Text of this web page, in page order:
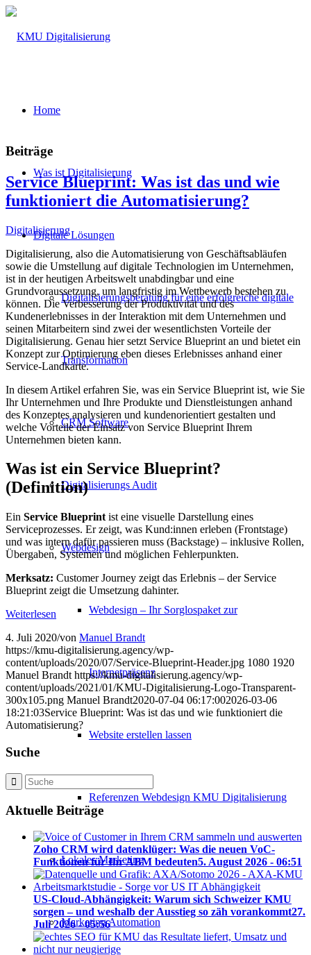
Home
Was ist Digitalisierung
Digitale Lösungen
Digitalisierungsberatung für eine erfolgreiche digitale
Transformation
CRM Software
Digitalisierungs Audit
Webdesign
Webdesign – Ihr Sorglospaket zur
Internetpräsenz
Website erstellen lassen
Referenzen Webdesign KMU Digitalisierung
Lokales Marketing
Marketing Automation
Beiträge
Service Blueprint: Was ist das und wie
funktioniert die Automatisierung?
Digitalisierung
Digitalisierung, also die Automatisierung von Geschäftsabläufen
sowie die Umstellung auf digitale Technologien im Unternehmen,
ist in der heutigen Arbeitswelt unabdingbar und eine
Grundvoraussetzung, um langfristig im Wettbewerb bestehen zu
können. Die Verbesserung der Produktivität und des
Kundenerlebnisses in der Interaktion mit dem Unternehmen und
seinen Mitarbeitern sind zwei der wesentlichsten Vorteile der
Digitalisierung. Genau hier setzt Service Blueprint an und bietet ein
Konzept zur Optimierung eben dieses Erlebnisses anhand einer
Service-Landkarte.
In diesem Artikel erfahren Sie, was ein Service Blueprint ist, wie Sie
Ihr Unternehmen und Ihre Produkte und Dienstleistungen anhand
des Konzeptes analysieren und kundenorientiert gestalten und
welche Vorteile der Einsatz von Service Blueprint Ihrem
Unternehmen bieten kann.
Was ist ein Service Blueprint?
(Definition)
Ein Service Blueprint ist eine visuelle Darstellung eines
Serviceprozesses. Er zeigt, was Kund:innen erleben (Frontstage)
und was intern dafür passieren muss (Backstage) – inklusive Rollen,
Übergaben, Systemen und möglichen Fehlerpunkten.
Merksatz: Customer Journey zeigt das Erlebnis – der Service
Blueprint zeigt die Umsetzung dahinter.
Weiterlesen
4. Juli 2020/von Manuel Brandt
https://kmu-digitalisierung.agency/wp-
content/uploads/2020/07/Service-Blueprint-Header.jpg 1080 1920
Manuel Brandt https://kmu-digitalisierung.agency/wp-
content/uploads/2021/01/KMU-Digitalisierung-Logo-Transparent-
300x105.png Manuel Brandt2020-07-04 06:17:002026-03-06
18:21:03Service Blueprint: Was ist das und wie funktioniert die
Automatisierung?
Suche
Aktuelle Beiträge
Zoho CRM wird datenklüger: Was die neuen VoC-
Funktionen für Ihr ABM bedeuten5. August 2026 - 06:51
US-Cloud-Abhängigkeit: Warum sich Schweizer KMU
sorgen – und weshalb der Ausstieg so zäh vorankommt27.
Juli 2026 - 05:56